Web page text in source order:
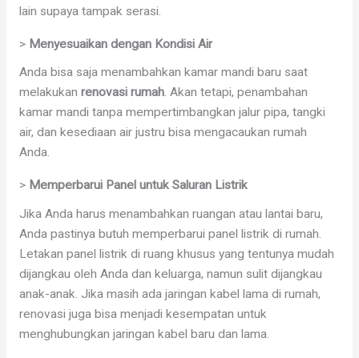
lain supaya tampak serasi.
> Menyesuaikan dengan Kondisi Air
Anda bisa saja menambahkan kamar mandi baru saat
melakukan renovasi rumah. Akan tetapi, penambahan
kamar mandi tanpa mempertimbangkan jalur pipa, tangki
air, dan kesediaan air justru bisa mengacaukan rumah
Anda.
> Memperbarui Panel untuk Saluran Listrik
Jika Anda harus menambahkan ruangan atau lantai baru,
Anda pastinya butuh memperbarui panel listrik di rumah.
Letakan panel listrik di ruang khusus yang tentunya mudah
dijangkau oleh Anda dan keluarga, namun sulit dijangkau
anak-anak. Jika masih ada jaringan kabel lama di rumah,
renovasi juga bisa menjadi kesempatan untuk
menghubungkan jaringan kabel baru dan lama.